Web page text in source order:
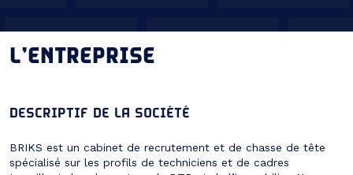
L’ENTREPRISE
DESCRIPTIF DE LA SOCIÉTÉ
BRIKS est un cabinet de recrutement et de chasse de tête
spécialisé sur les profils de techniciens et de cadres